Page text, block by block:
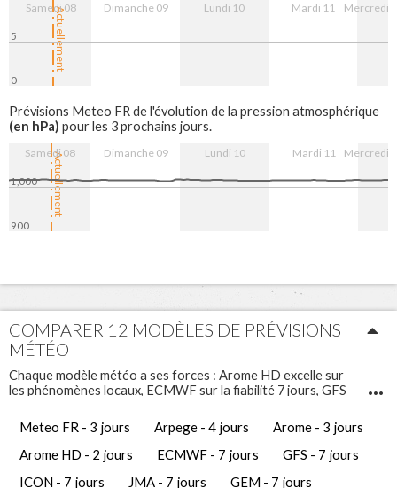
Actuellement
Samedi 08 Dimanche 09 Lundi 10 Mardi 11 Mercredi
0
5
Prévisions Meteo FR de l'évolution de la pression atmosphérique
(en hPa) pour les 3 prochains jours.
Actuellement
Samedi 08 Dimanche 09 Lundi 10 Mardi 11 Mercredi
900
1,000
COMPARER 12 MODÈLES DE PRÉVISIONS
MÉTÉO
Chaque modèle météo a ses forces : Arome HD excelle sur
les phénomènes locaux, ECMWF sur la fiabilité 7 jours, GFS
meilleures décisions de navigation.
Infosvent vous propose 12 modèles météo différents pour
Saint Laurent de la Salanque. Ces prévisions météo
gratuites vous permettent d'avoir une vue complète et de
comparer les tendances météorologiques des jours à venir.
Meteo FR - 3 jours Arpege - 4 jours
Arome - 3 jours
Arome HD - 2 jours
ECMWF - 7 jours
GFS - 7 jours
ICON - 7 jours
JMA - 7 jours
GEM - 7 jours